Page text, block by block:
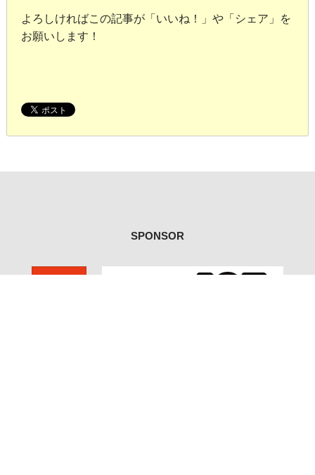
よろしければこの記事が「いいね！」や「シェア」を
お願いします！
SPONSOR